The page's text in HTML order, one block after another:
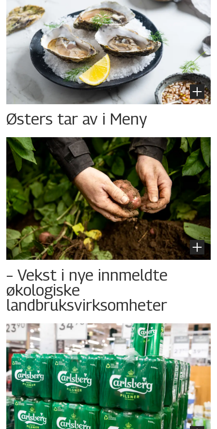
Østers tar av i Meny
– Vekst i nye innmeldte
økologiske
landbruksvirksomheter